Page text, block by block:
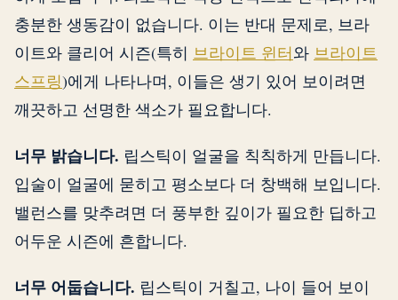
충분한 생동감이 없습니다. 이는 반대 문제로, 브라
이트와 클리어 시즌(특히 브라이트 윈터와 브라이트
스프링)에게 나타나며, 이들은 생기 있어 보이려면
깨끗하고 선명한 색소가 필요합니다.
너무 밝습니다. 립스틱이 얼굴을 칙칙하게 만듭니다.
입술이 얼굴에 묻히고 평소보다 더 창백해 보입니다.
밸런스를 맞추려면 더 풍부한 깊이가 필요한 딥하고
어두운 시즌에 흔합니다.
너무 어둡습니다. 립스틱이 거칠고, 나이 들어 보이